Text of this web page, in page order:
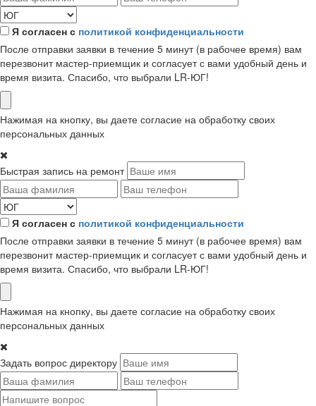
Я согласен с политикой конфиденциальности
После отправки заявки в течение 5 минут (в рабочее время) вам
перезвонит мастер-приемщик и согласует с вами удобный день и
время визита. Спасибо, что выбрали LR-ЮГ!
Нажимая на кнопку, вы даете согласие на обработку своих
персональных данных
Быстрая запись на ремонт
Я согласен с политикой конфиденциальности
После отправки заявки в течение 5 минут (в рабочее время) вам
перезвонит мастер-приемщик и согласует с вами удобный день и
время визита. Спасибо, что выбрали LR-ЮГ!
Нажимая на кнопку, вы даете согласие на обработку своих
персональных данных
Задать вопрос директору